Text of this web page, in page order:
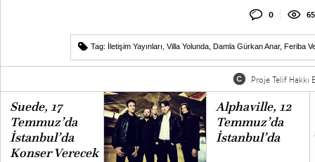
0
Tag: İletişim Yayınları Villa Yolunda Damla Gürkan Anar, Feriba
Proje Telif Hakkı
Suede, 17
Temmuz’da
İstanbul’da
Konser Verecek
Alphaville, 12
Temmuz’da
İstanbul’da